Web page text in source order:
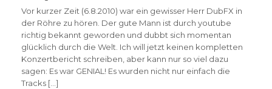
Vor kurzer Zeit (6.8.2010) war ein gewisser Herr DubFX in
der Röhre zu hören. Der gute Mann ist durch youtube
richtig bekannt geworden und dubbt sich momentan
glücklich durch die Welt. Ich will jetzt keinen kompletten
Konzertbericht schreiben, aber kann nur so viel dazu
sagen: Es war GENIAL! Es wurden nicht nur einfach die
Tracks […]